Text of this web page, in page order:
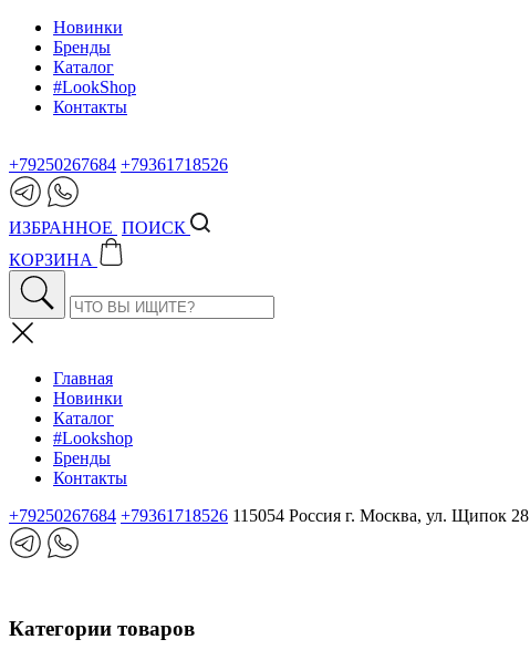
Новинки
Бренды
Каталог
#LookShop
Контакты
+79250267684 +79361718526
ИЗБРАННОЕ ПОИСК
КОРЗИНА
Главная
Новинки
Каталог
#Lookshop
Бренды
Контакты
+79250267684 +79361718526 115054 Россия г. Москва, ул. Щипок 28
Категории товаров